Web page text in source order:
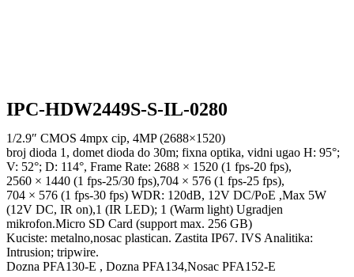
IPC-HDW2449S-S-IL-0280
1/2.9″ CMOS 4mpx cip, 4MP (2688×1520)
broj dioda 1, domet dioda do 30m; fixna optika, vidni ugao H: 95°;
V: 52°; D: 114°, Frame Rate: 2688 × 1520 (1 fps-20 fps),
2560 × 1440 (1 fps-25/30 fps),704 × 576 (1 fps-25 fps),
704 × 576 (1 fps-30 fps) WDR: 120dB, 12V DC/PoE ,Max 5W
(12V DC, IR on),1 (IR LED); 1 (Warm light) Ugradjen
mikrofon.Micro SD Card (support max. 256 GB)
Kuciste: metalno,nosac plastican. Zastita IP67. IVS Analitika:
Intrusion; tripwire.
Dozna PFA130-E , Dozna PFA134,Nosac PFA152-E